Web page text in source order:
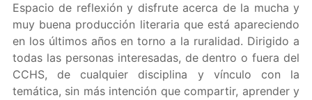
Espacio de reflexión y disfrute acerca de la mucha y
muy buena producción literaria que está apareciendo
en los últimos años en torno a la ruralidad. Dirigido a
todas las personas interesadas, de dentro o fuera del
CCHS, de cualquier disciplina y vínculo con la
temática, sin más intención que compartir, aprender y